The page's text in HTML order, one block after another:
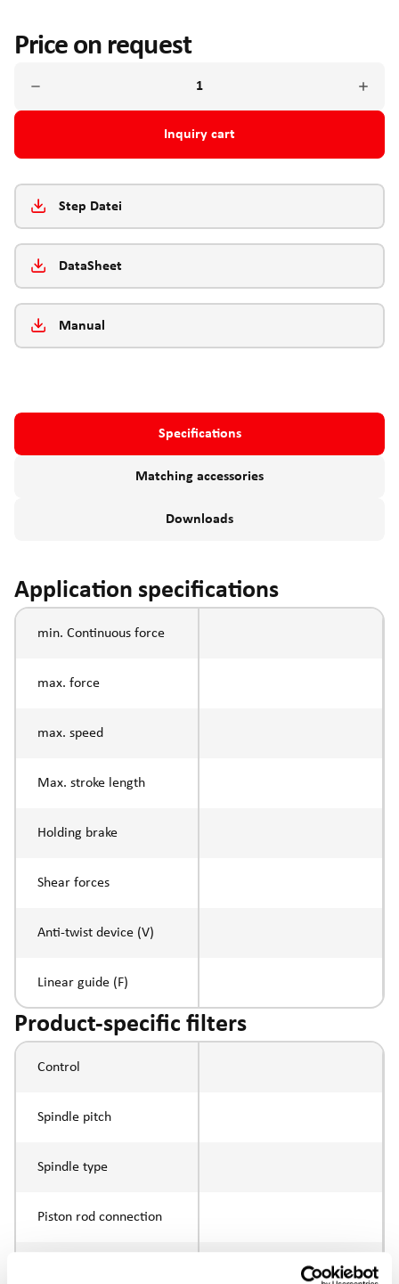
Price on request
Inquiry cart
Step Datei
DataSheet
Manual
Specifications
Matching accessories
Downloads
Application specifications
min. Continuous force
max. force
max. speed
Max. stroke length
Holding brake
Shear forces
Anti-twist device (V)
Linear guide (F)
Product-specific filters
Control
Spindle pitch
Spindle type
Piston rod connection